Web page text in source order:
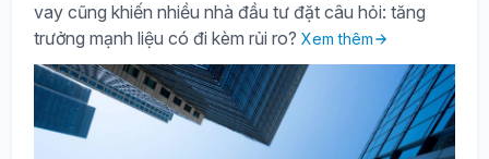
vay cũng khiến nhiều nhà đầu tư đặt câu hỏi: tăng
trưởng mạnh liệu có đi kèm rủi ro? Xem thêm